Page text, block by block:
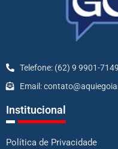
Telefone: (62) 9 9901-7149
Email:
Institucional
Política de Privacidade